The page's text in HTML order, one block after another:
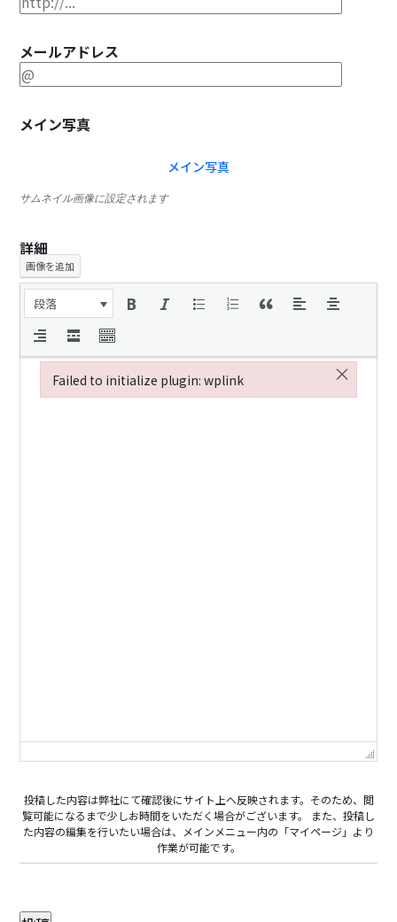
メールアドレス
メイン写真
メイン写真
サムネイル画像に設定されます
詳細
画像を追加
段落
投稿した内容は弊社にて確認後にサイト上へ反映されます。そのため、閲
覧可能になるまで少しお時間をいただく場合がございます。 また、投稿し
た内容の編集を行いたい場合は、メインメニュー内の「マイページ」より
作業が可能です。
Failed to initialize plugin: wplink ×
Failed to initialize plugin: wplink